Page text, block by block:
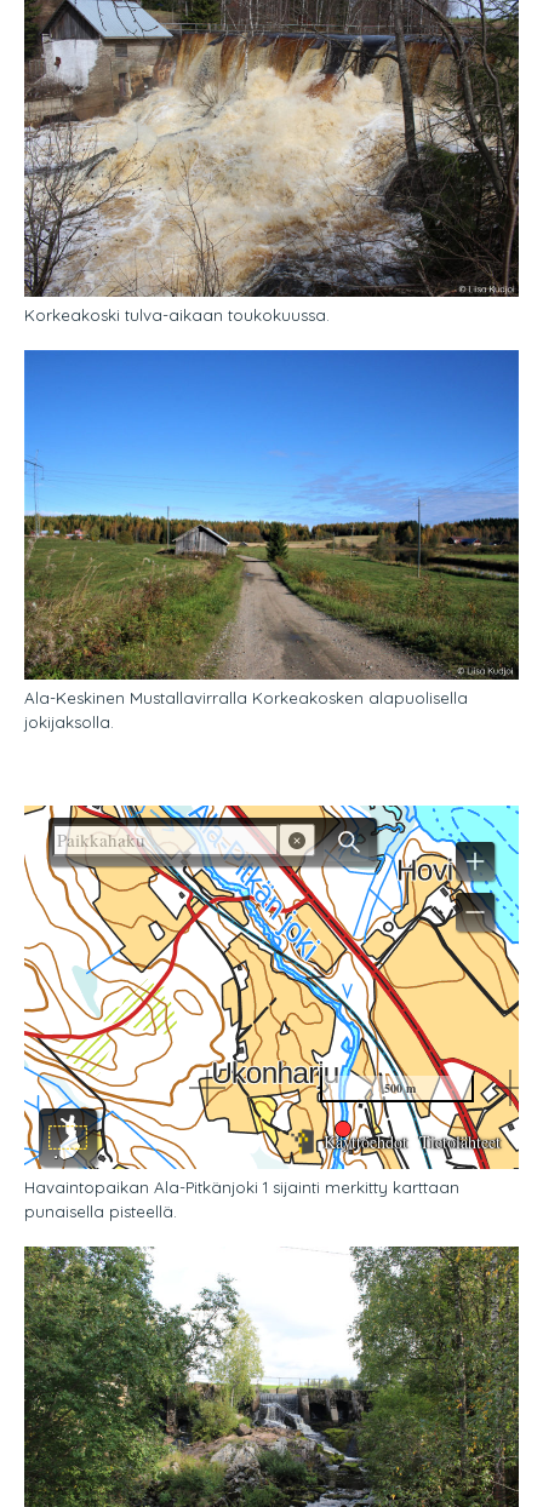
Korkeakoski tulva-aikaan toukokuussa.
Ala-Keskinen Mustallavirralla Korkeakosken alapuolisella
jokijaksolla.
Havaintopaikan Ala-Pitkänjoki 1 sijainti merkitty karttaan
punaisella pisteellä.